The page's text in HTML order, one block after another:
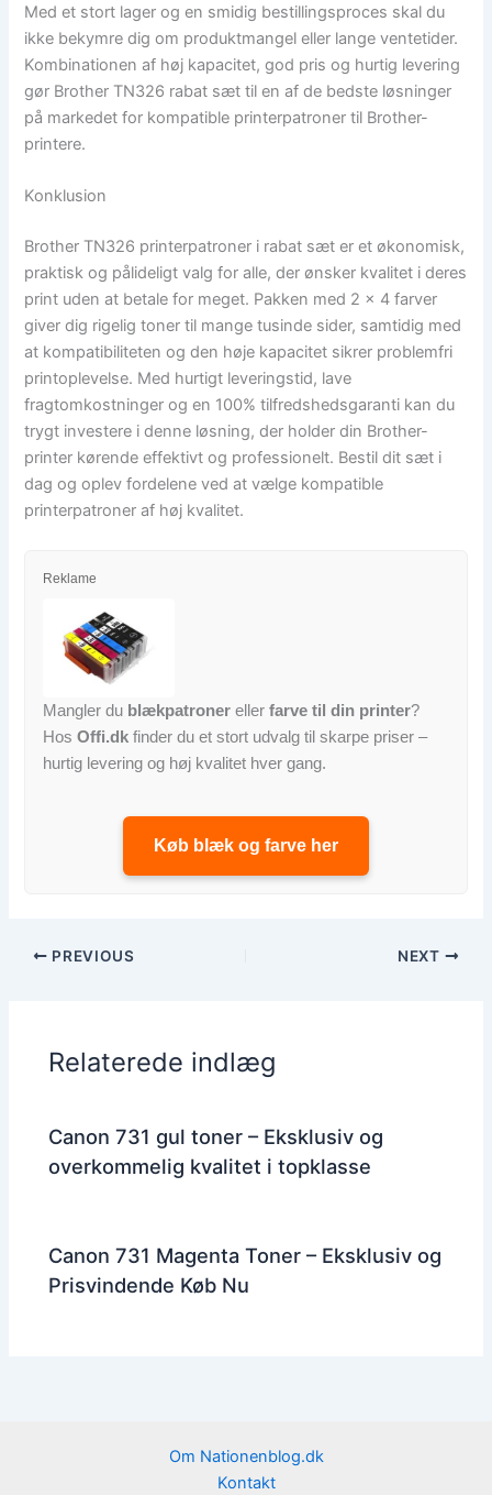
Med et stort lager og en smidig bestillingsproces skal du
ikke bekymre dig om produktmangel eller lange ventetider.
Kombinationen af høj kapacitet, god pris og hurtig levering
gør Brother TN326 rabat sæt til en af de bedste løsninger
på markedet for kompatible printerpatroner til Brother-
printere.
Konklusion
Brother TN326 printerpatroner i rabat sæt er et økonomisk,
praktisk og pålideligt valg for alle, der ønsker kvalitet i deres
print uden at betale for meget. Pakken med 2 x 4 farver
giver dig rigelig toner til mange tusinde sider, samtidig med
at kompatibiliteten og den høje kapacitet sikrer problemfri
printoplevelse. Med hurtigt leveringstid, lave
fragtomkostninger og en 100% tilfredshedsgaranti kan du
trygt investere i denne løsning, der holder din Brother-
printer kørende effektivt og professionelt. Bestil dit sæt i
dag og oplev fordelene ved at vælge kompatible
printerpatroner af høj kvalitet.
Reklame
Mangler du blækpatroner ellerfarve til din printer?
HosOffi.dk finder du et stort udvalg til skarpe priser –
hurtig levering og høj kvalitet hver gang.
Køb blæk og farve her
PREVIOUS NEXT
Relaterede indlæg
Canon 731 gul toner – Eksklusiv og
overkommelig kvalitet i topklasse
Canon 731 Magenta Toner – Eksklusiv og
Prisvindende Køb Nu
Om Nationenblog.dk
Kontakt